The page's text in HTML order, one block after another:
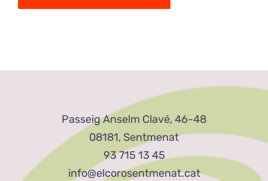
Passeig Anselm Clavé, 46-48
08181, Sentmenat
93 715 13 45
info@elcorosentmenat.cat